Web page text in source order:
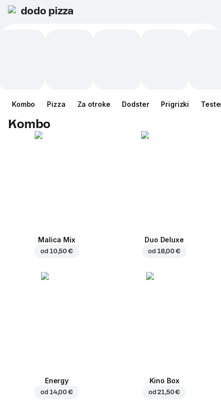
dodo pizza
Kombo Pizza Za otroke Dodster Prigrizki
Kombo
Malica Mix
od 10,50 €
Duo Deluxe
od 18,00 €
Energy
od 14,00 €
Kino Box
od21,50 €